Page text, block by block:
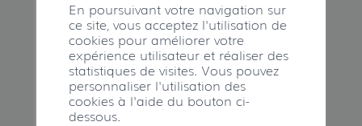
En poursuivant votre navigation sur
ce site, vous acceptez l'utilisation de
cookies pour améliorer votre
expérience utilisateur et réaliser des
statistiques de visites. Vous pouvez
personnaliser l'utilisation des
cookies à l'aide du bouton ci-
dessous.